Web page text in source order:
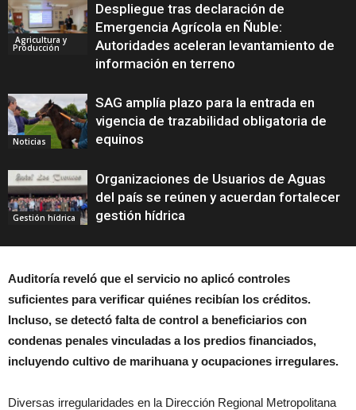
Agricultura y
Producción
Despliegue tras declaración de
Emergencia Agrícola en Ñuble:
Autoridades aceleran levantamiento de
información en terreno
Noticias
SAG amplía plazo para la entrada en
vigencia de trazabilidad obligatoria de
equinos
Gestión hídrica
Organizaciones de Usuarios de Aguas
del país se reúnen y acuerdan fortalecer
gestión hídrica
Auditoría reveló que el servicio no aplicó controles
suficientes para verificar quiénes recibían los créditos.
Incluso, se detectó falta de control a beneficiarios con
condenas penales vinculadas a los predios financiados,
incluyendo cultivo de marihuana y ocupaciones irregulares.
Diversas irregularidades en la Dirección Regional Metropolitana